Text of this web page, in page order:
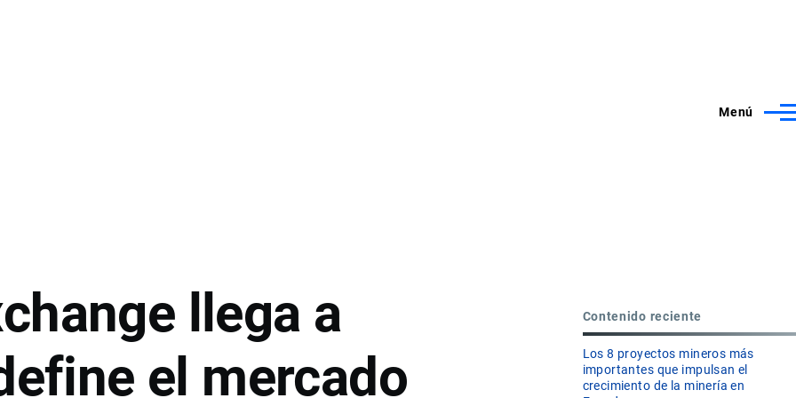
Menú
llega a
el mercado
Contenido reciente
Los 8 proyectos mineros más
importantes que impulsan el
crecimiento de la minería en